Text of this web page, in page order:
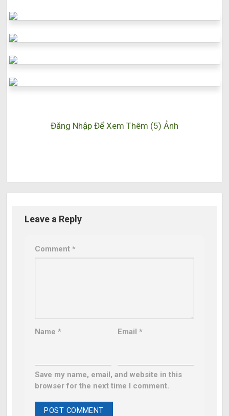
Đăng Nhập Để Xem Thêm (5) Ảnh
Leave a Reply
Comment *
Name * Email*
Save my name, email, and website in this
browser for the next time I comment.